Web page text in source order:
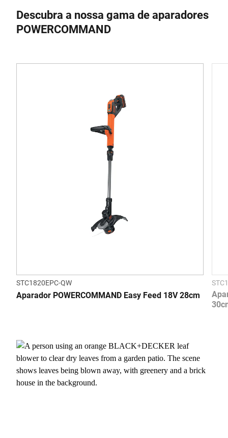
Descubra a nossa gama de aparadores
POWERCOMMAND
STC1820EPC-QW
Aparador POWERCOMMAND Easy Feed 18V 28cm